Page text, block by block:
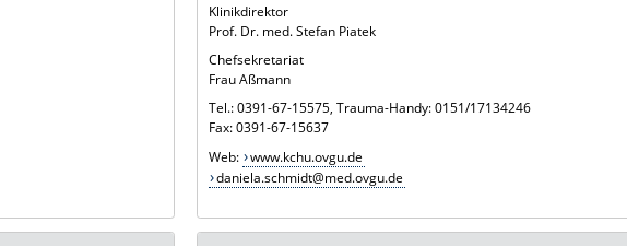
Klinikdirektor
Prof. Dr. med. Stefan Piatek
Chefsekretariat
Frau Aßmann
Tel.: 0391-67-15575, Trauma-Handy: 0151/17134246
Fax: 0391-67-15637
Web: www.kchu.ovgu.de
daniela.schmidt@med.ovgu.de